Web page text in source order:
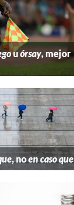
uórsay, mejor
, noen caso que